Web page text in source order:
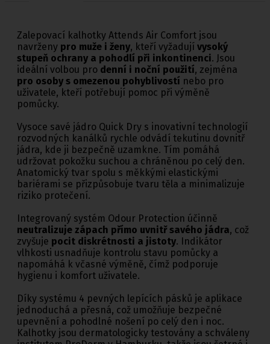
Zalepovací kalhotky Attends Air Comfort jsou
navrženy pro muže i ženy, kteří vyžadují vysoký
stupeň ochrany a pohodlí při inkontinenci. Jsou
ideální volbou pro denní i noční použití, zejména
pro osoby s omezenou pohyblivostí nebo pro
uživatele, kteří potřebují pomoc při výměně
pomůcky.
Vysoce savé jádro Quick Dry s inovativní technologií
rozvodných kanálků rychle odvádí tekutinu dovnitř
jádra, kde ji bezpečně uzamkne. Tím pomáhá
udržovat pokožku suchou a chráněnou po celý den.
Anatomický tvar spolu s měkkými elastickými
bariérami se přizpůsobuje tvaru těla a minimalizuje
riziko protečení.
Integrovaný systém Odour Protection účinně
neutralizuje zápach přímo uvnitř savého jádra, což
zvyšuje pocit diskrétnosti a jistoty. Indikátor
vlhkosti usnadňuje kontrolu stavu pomůcky a
napomáhá k včasné výměně, čímž podporuje
hygienu i komfort uživatele.
Díky systému 4 pevných lepících pásků je aplikace
jednoduchá a přesná, což umožňuje bezpečné
upevnění a pohodlné nošení po celý den i noc.
Kalhotky jsou dermatologicky testovány a schváleny